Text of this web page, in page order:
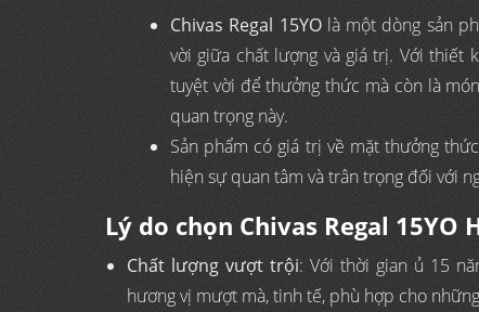
Chivas Regal 15YOlà một dòng sản
vời giữa chất lượng và giá trị. Với thiết
tuyệt vời để thưởng thức mà còn là
quan trọng này.
Sản phẩm có giá trị về mặt thưởng
hiện sự quan tâm và trân trọng đối với
Lý do chọn Chivas Regal 15YO
Chất lượng vượt trội: Với thời gian ủ 15
hương vị mượt mà, tinh tế, phù hợp cho